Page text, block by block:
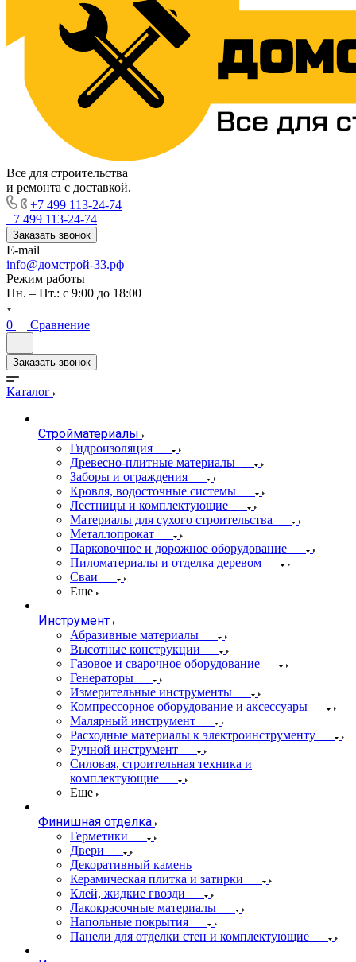
Все для строительства
и ремонта с доставкой.
+7 499 113-24-74
+7 499 113-24-74
Заказать звонок
E-mail
info@домстрой-33.рф
Режим работы
Пн. – Пт.: с 9:00 до 18:00
0 Сравнение
Заказать звонок
Каталог
Стройматериалы
Гидроизоляция
Древесно-плитные материалы
Заборы и ограждения
Кровля, водосточные системы
Лестницы и комплектующие
Материалы для сухого строительства
Металлопрокат
Парковочное и дорожное оборудование
Пиломатериалы и отделка деревом
Сваи
Еще
Инструмент
Абразивные материалы
Высотные конструкции
Газовое и сварочное оборудование
Генераторы
Измерительные инструменты
Компрессорное оборудование и аксессуары
Малярный инструмент
Расходные материалы к электроинструменту
Ручной инструмент
Силовая, строительная техника и
комплектующие
Еще
Финишная отделка
Герметики
Двери
Декоративный камень
Керамическая плитка и затирки
Клей, жидкие гвозди
Лакокрасочные материалы
Напольные покрытия
Панели для отделки стен и комплектующие